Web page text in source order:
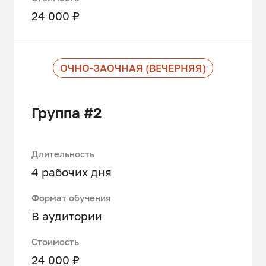
24 000 ₽
ОЧНО-ЗАОЧНАЯ (ВЕЧЕРНЯЯ)
Группа #2
Длительность
4 рабочих дня
Формат обучения
В аудитории
Стоимость
24 000 ₽